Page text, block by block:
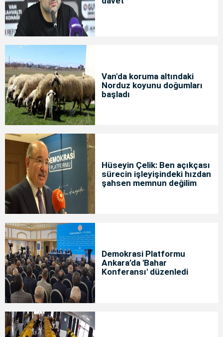
Van'da koruma altındaki
Norduz koyunu doğumları
başladı
Hüseyin Çelik: Ben açıkçası
sürecin işleyişindeki hızdan
şahsen memnun değilim
Demokrasi Platformu
Ankara’da 'Bahar
Konferansı' düzenledi